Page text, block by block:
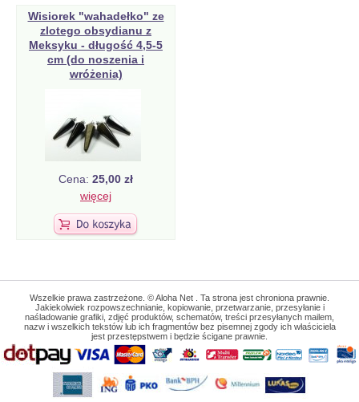
Wisiorek "wahadełko" ze
zlotego obsydianu z
Meksyku - długość 4,5-5
cm (do noszenia i
wróżenia)
Cena: 25,00 zł
więcej
Wszelkie prawa zastrzeżone. © Aloha Net . Ta strona jest chroniona prawnie.
Jakiekolwiek rozpowszechnianie, kopiowanie, przetwarzanie, przesyłanie i
naśladowanie grafiki, zdjęć produktów, schematów, treści przesyłanych mailem,
nazw i wszelkich tekstów lub ich fragmentów bez pisemnej zgody ich właściciela
jest przestępstwem i będzie ścigane prawnie.